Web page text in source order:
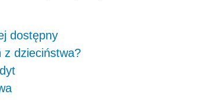
dostępny
z dzieciństwa?